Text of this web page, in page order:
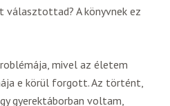
választottad? A könyvnek ez
mivel az életem
e körül forgott. Az történt,
gyerektáborban voltam,